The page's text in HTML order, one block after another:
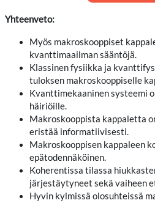
Yhteenveto:
Myös makroskooppiset
kvanttimaailman sääntöjä.
Klassinen fysiikka ja
tuloksen makroskooppiselle
Kvanttimekaaninen systeemi
häiriöille.
Makroskooppista kappaletta
eristää informatiivisesti.
Makroskooppisen kappaleen
epätodennäköinen.
Koherentissa tilassa
järjestäytyneet sekä vaiheen
Hyvin kylmissä olosuhteissä